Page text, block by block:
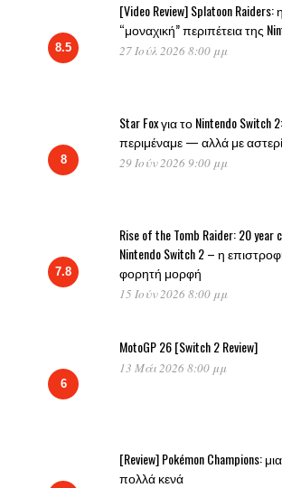
8.5
[Video Review] Splatoon
“μοναχική” περιπέτεια της
27 Ιούλ 2026 8:00 μμ
8
Star Fox για το Nintendo
περιμέναμε — αλλά με
29 Ιούν 2026 9:00 μμ
7.8
Rise of the Tomb Raider: 20
Nintendo Switch 2 – η
φορητή μορφή
15 Ιούν 2026 8:00 μμ
6
MotoGP 26 [Switch 2 Review]
13 Μάι 2026 8:00 μμ
[Review] Pokémon Champions:
πολλά κενά